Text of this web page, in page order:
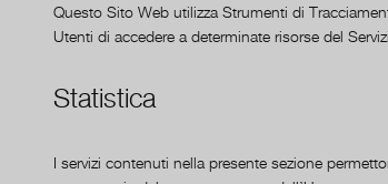
Questo Sito Web utilizza Strumenti di
Utenti di accedere a determinate risorse del
Statistica
I servizi contenuti nella presente sezione